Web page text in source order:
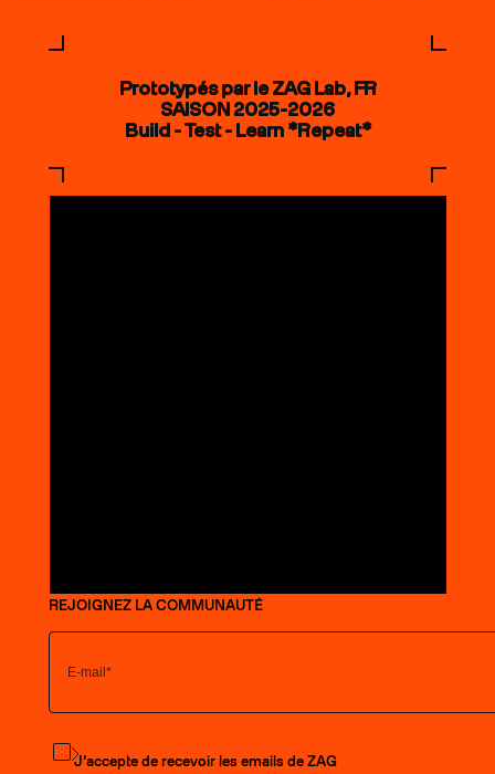
Prototypés par le ZAG Lab, FR
SAISON 2025-2026
Build - Test - Learn *Repeat*
REJOIGNEZ LA COMMUNAUTÉ
S'abonner à la newsletter
J’accepte de recevoir les emails de ZAG